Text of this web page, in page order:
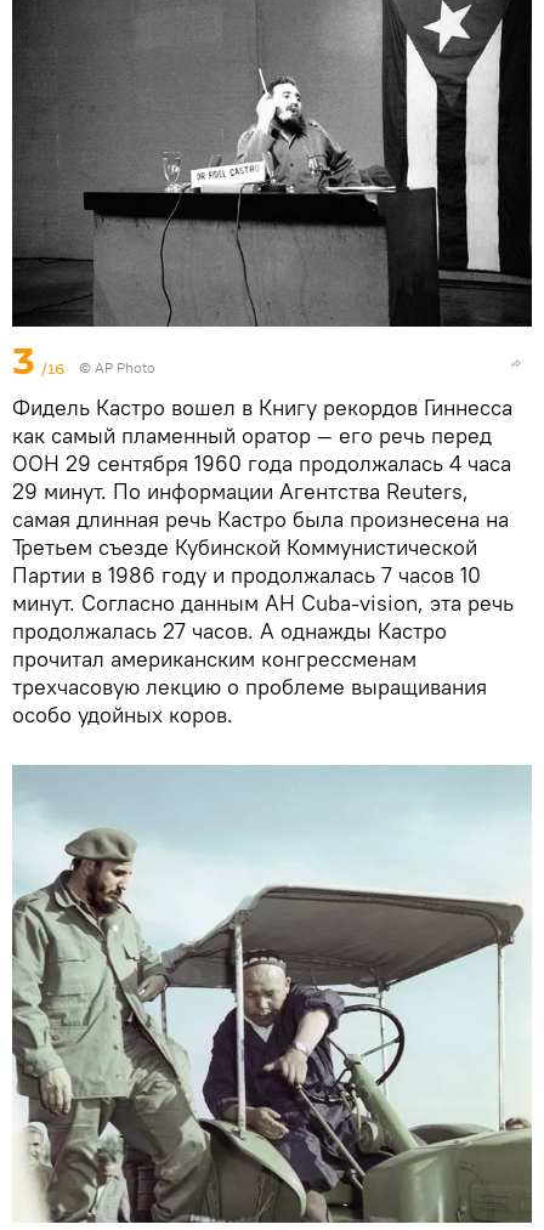
3 /16 © AP Photo
Фидель Кастро вошел в Книгу рекордов Гиннесса
как самый пламенный оратор — его речь перед
ООН 29 сентября 1960 года продолжалась 4 часа
29 минут. По информации Агентства Reuters,
самая длинная речь Кастро была произнесена на
Третьем съезде Кубинской Коммунистической
Партии в 1986 году и продолжалась 7 часов 10
минут. Согласно данным АН Сuba-vision, эта речь
продолжалась 27 часов. А однажды Кастро
прочитал американским конгрессменам
трехчасовую лекцию о проблеме выращивания
особо удойных коров.